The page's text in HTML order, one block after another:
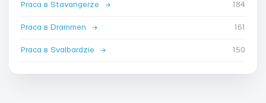
Praca в Stavangerze → 184
Praca в Drammen → 161
Praca в Svalbardzie → 150